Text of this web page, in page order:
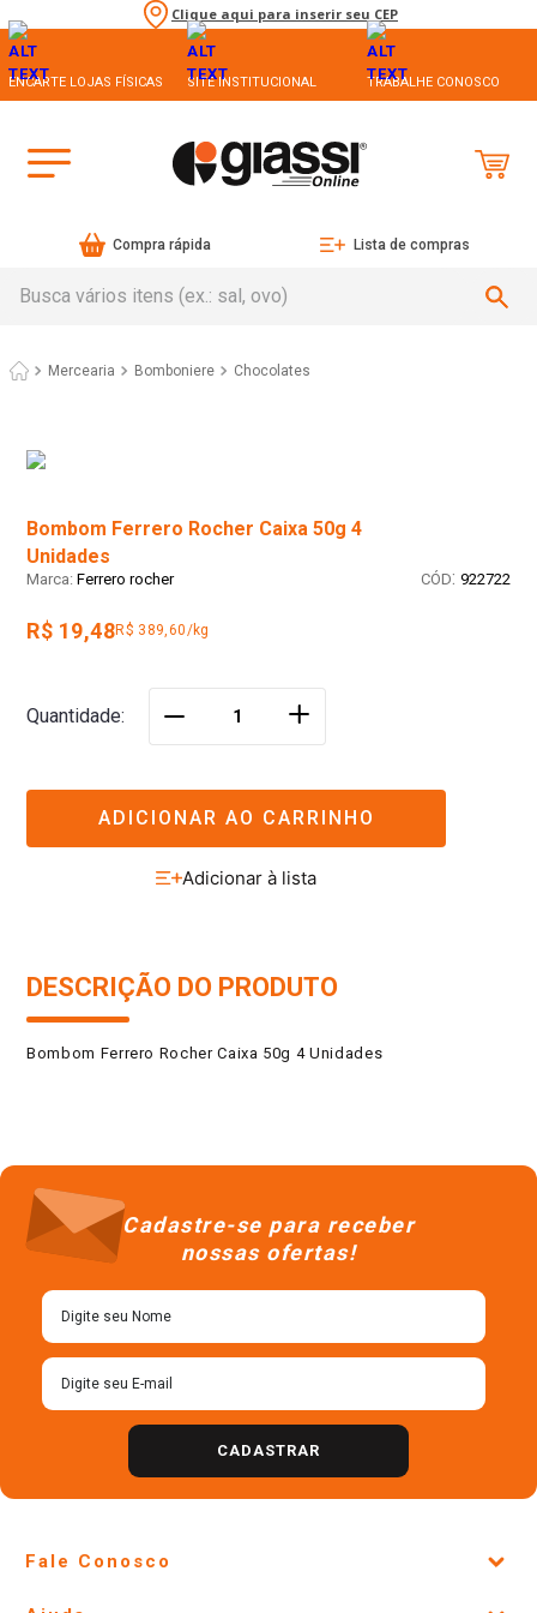
Clique aqui para inserir seu CEP
ENCARTE LOJAS FÍSICAS SITE INSTITUCIONAL TRABALHE CONOSCO
Compra rápida Lista de compras
Mercearia Bomboniere Chocolates
Bombom Ferrero Rocher Caixa 50g 4
Unidades
Ferrero rocher : 922722
R$ 19,48R$ 389,60/kg
Quantidade ＋
ADICIONAR AO CARRINHO
DESCRIÇÃO DO PRODUTO
Bombom Ferrero Rocher Caixa 50g 4 Unidades
Cadastre-se para receber
nossas ofertas!
CADASTRAR
Fale Conosco